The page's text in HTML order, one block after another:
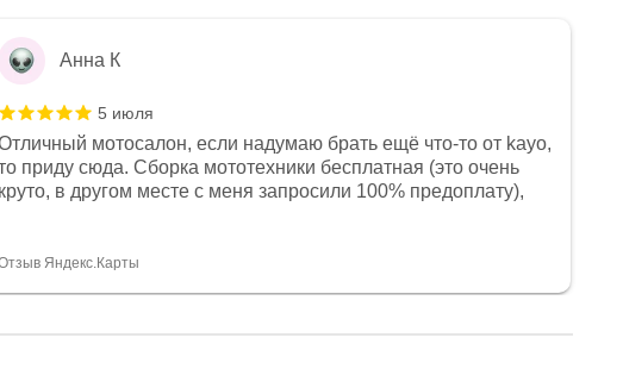
Анна К
5 июля
мотосалон, если надумаю брать ещё что-то от kayo,
приду сюда. Сборка мототехники бесплатная (это очень
круто, в другом месте с меня запросили 100% предоплату),
отдельное, всегда на связи, очень детально всё
Яндекс.Карты